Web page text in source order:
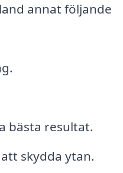
annat följande
bästa resultat.
skydda ytan.